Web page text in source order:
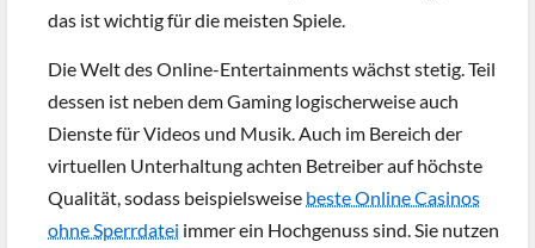
das ist wichtig für die meisten Spiele.
Die Welt des Online-Entertainments wächst stetig. Teil
dessen ist neben dem Gaming logischerweise auch
Dienste für Videos und Musik. Auch im Bereich der
virtuellen Unterhaltung achten Betreiber auf höchste
Qualität, sodass beispielsweise beste Online Casinos
ohne Sperrdatei immer ein Hochgenuss sind. Sie nutzen